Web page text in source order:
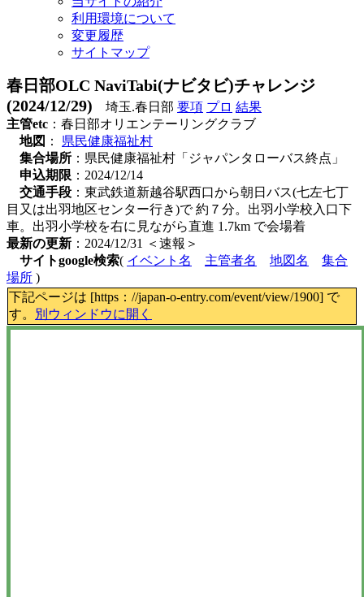
利用環境について
変更履歴
サイトマップ
春日部OLC NaviTabi(ナビタビ)チャレンジ
(2024/12/29) 埼玉.春日部 要項 プロ 結果
主管etc ：春日部オリエンテーリングクラブ
地図 ： 県民健康福祉村
集合場所 ：県民健康福祉村「ジャパンタローバス終点」
申込期限 ：2024/12/14
交通手段 ：東武鉄道新越谷駅西口から朝日バス(七左七丁
目又は出羽地区センター行き)で 約７分。出羽小学校入口下
車。出羽小学校を右に見ながら直進 1.7km で会場着
最新の更新 ：2024/12/31 ＜速報＞
サイトgoogle検索( イベント名 主管者名 地図名
集合
場所 )
下記ページは [https：//japan-o-entry.com/event/view/1900] で
す。
別ウィンドウに開く